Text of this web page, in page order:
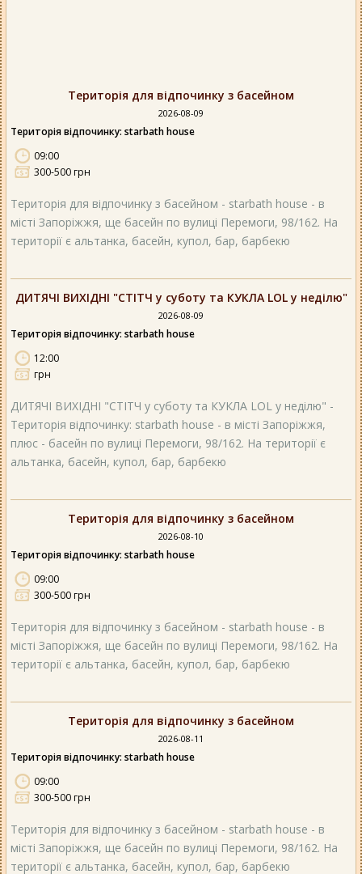
Територія для відпочинку з басейном
2026-08-09
Територія відпочинку: starbath house
09:00
300-500 грн
Територія для відпочинку з басейном - starbath house - в
місті Запоріжжя, ще басейн по вулиці Перемоги, 98/162. На
території є альтанка, басейн, купол, бар, барбекю
ДИТЯЧІ ВИХІДНІ "СТІТЧ у суботу та КУКЛА LOL у неділю"
2026-08-09
Територія відпочинку: starbath house
12:00
грн
ДИТЯЧІ ВИХІДНІ "СТІТЧ у суботу та КУКЛА LOL у неділю" -
Територія відпочинку: starbath house - в місті Запоріжжя,
плюс - басейн по вулиці Перемоги, 98/162. На території є
альтанка, басейн, купол, бар, барбекю
Територія для відпочинку з басейном
2026-08-10
Територія відпочинку: starbath house
09:00
300-500 грн
Територія для відпочинку з басейном - starbath house - в
місті Запоріжжя, ще басейн по вулиці Перемоги, 98/162. На
території є альтанка, басейн, купол, бар, барбекю
Територія для відпочинку з басейном
2026-08-11
Територія відпочинку: starbath house
09:00
300-500 грн
Територія для відпочинку з басейном - starbath house - в
місті Запоріжжя, ще басейн по вулиці Перемоги, 98/162. На
території є альтанка, басейн, купол, бар, барбекю